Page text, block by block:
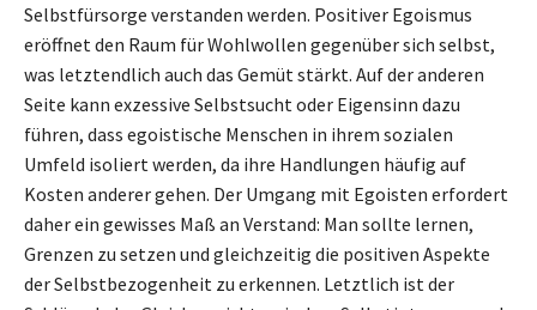
Selbstfürsorge verstanden werden. Positiver Egoismus
eröffnet den Raum für Wohlwollen gegenüber sich selbst,
was letztendlich auch das Gemüt stärkt. Auf der anderen
Seite kann exzessive Selbstsucht oder Eigensinn dazu
führen, dass egoistische Menschen in ihrem sozialen
Umfeld isoliert werden, da ihre Handlungen häufig auf
Kosten anderer gehen. Der Umgang mit Egoisten erfordert
daher ein gewisses Maß an Verstand: Man sollte lernen,
Grenzen zu setzen und gleichzeitig die positiven Aspekte
der Selbstbezogenheit zu erkennen. Letztlich ist der